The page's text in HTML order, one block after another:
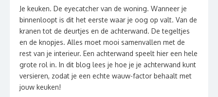
Je keuken. De eyecatcher van de woning. Wanneer je
binnenloopt is dit het eerste waar je oog op valt. Van de
kranen tot de deurtjes en de achterwand. De tegeltjes
en de knopjes. Alles moet mooi samenvallen met de
rest van je interieur. Een achterwand speelt hier een hele
grote rol in. In dit blog lees je hoe je je achterwand kunt
versieren, zodat je een echte wauw-factor behaalt met
jouw keuken!